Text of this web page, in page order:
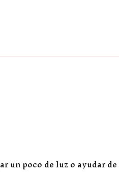
poco de luz o ayudar